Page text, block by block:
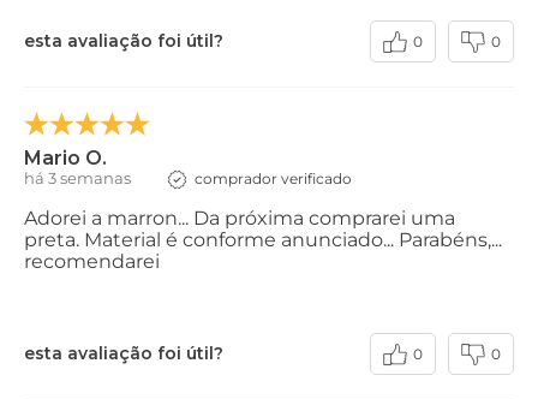
esta avaliação foi útil? 0 0
Mario O.
há 3 semanas comprador verificado
Adorei a marron... Da próxima comprarei uma
preta. Material é conforme anunciado... Parabéns,...
recomendarei
esta avaliação foi útil? 0 0